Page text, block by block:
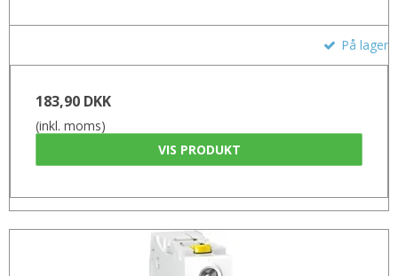
På lager
183,90 DKK
(inkl. moms)
VIS PRODUKT